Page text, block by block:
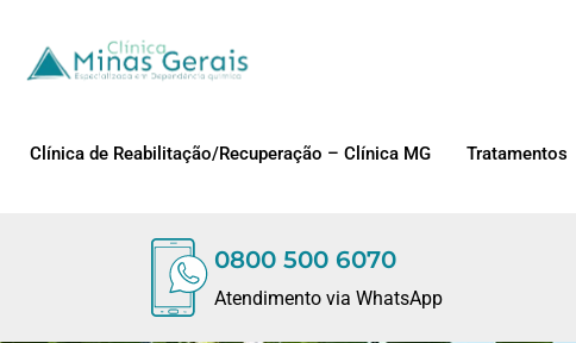
Clínica de Reabilitação/Recuperação – Clínica MG Tratamentos
0800 500 6070
Atendimento via WhatsApp